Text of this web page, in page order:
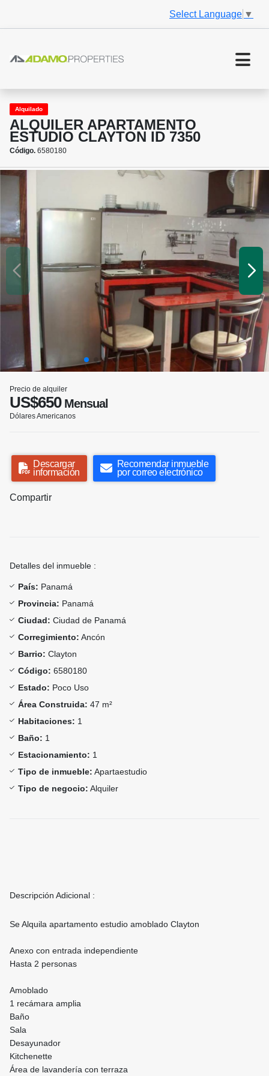
Select Language ▼
Alquilado
ALQUILER APARTAMENTO
ESTUDIO CLAYTON ID 7350
Código. 6580180
Precio de alquiler
US$650Mensual
Dólares Americanos
Descargar
información
Recomendar inmueble
por correo electrónico
Compartir
Detalles del inmueble :
País: Panamá
Provincia: Panamá
Ciudad: Ciudad de Panamá
Corregimiento: Ancón
Barrio: Clayton
Código: 6580180
Estado: Poco Uso
Área Construida: 47 m²
Habitaciones: 1
Baño: 1
Estacionamiento: 1
Tipo de inmueble: Apartaestudio
Tipo de negocio: Alquiler
Descripción Adicional :
Se Alquila apartamento estudio amoblado Clayton
Anexo con entrada independiente
Hasta 2 personas
Amoblado
1 recámara amplia
Baño
Sala
Desayunador
Kitchenette
Área de lavandería con terraza